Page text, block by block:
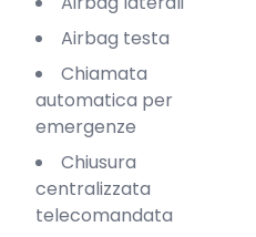
Airbag testa
Chiamata
automatica per
emergenze
Chiusura
centralizzata
telecomandata